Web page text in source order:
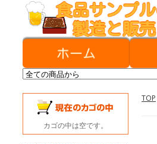
TOP
カゴの中は空です。